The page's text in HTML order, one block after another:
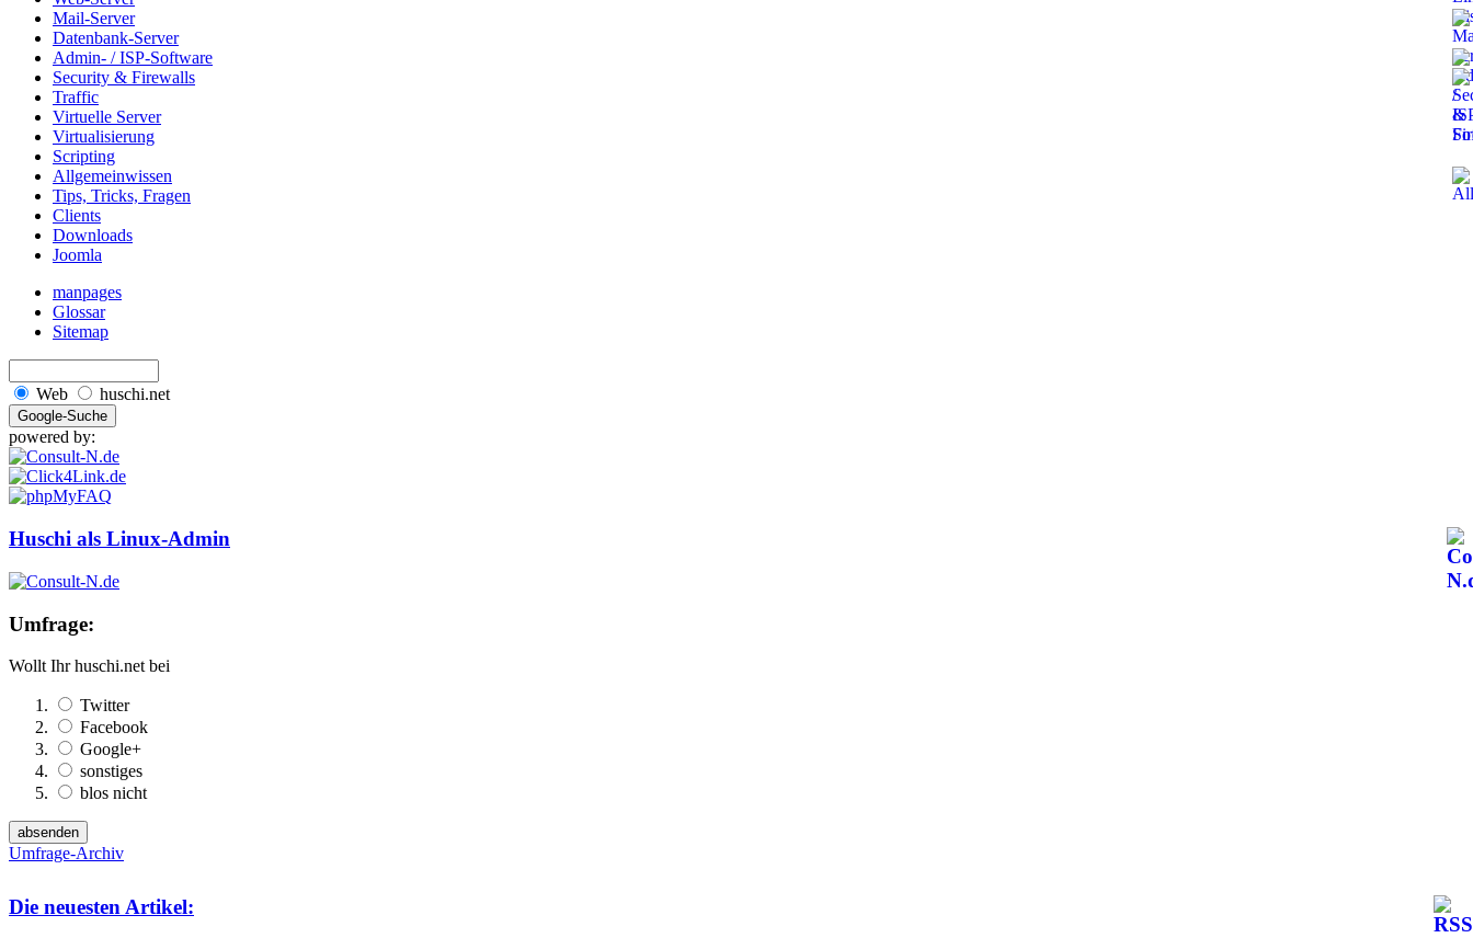
Mail-Server
Datenbank-Server
Admin- / ISP-Software
Security & Firewalls
Traffic
Virtuelle Server
Virtualisierung
Scripting
Allgemeinwissen
Tips, Tricks, Fragen
Clients
Downloads
Joomla
manpages
Glossar
Sitemap
Web huschi.net
powered by:
Huschi als Linux-Admin
Umfrage:
Wollt Ihr huschi.net bei
Twitter
Facebook
Google+
sonstiges
blos nicht
Umfrage-Archiv
Die neuesten Artikel: